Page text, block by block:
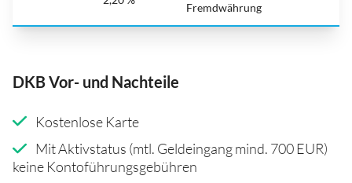
Fremdwährung
DKB Vor- und Nachteile
Kostenlose Karte
Mit Aktivstatus (mtl. Geldeingang mind. 700 EUR)
keine Kontoführungsgebühren